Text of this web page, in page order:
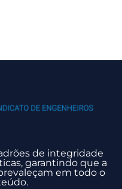
de integridade
garantindo que a
em todo o